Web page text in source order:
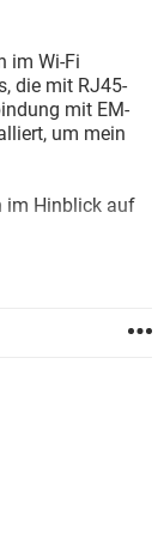
im Wi-Fi
die mit RJ45-
mit EM-
um mein
im Hinblick auf